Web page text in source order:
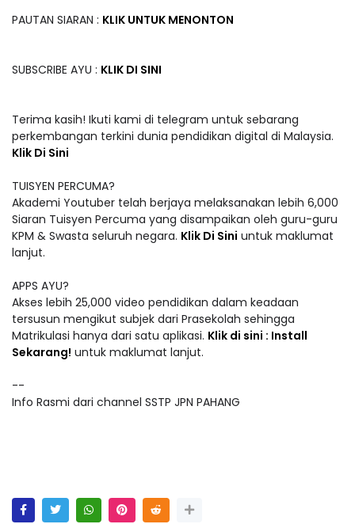
PAUTAN SIARAN : KLIK UNTUK MENONTON
SUBSCRIBE AYU : KLIK DI SINI
Terima kasih! Ikuti kami di telegram untuk sebarang
perkembangan terkini dunia pendidikan digital di Malaysia.
Klik Di Sini
TUISYEN PERCUMA?
Akademi Youtuber telah berjaya melaksanakan lebih 6,000
Siaran Tuisyen Percuma yang disampaikan oleh guru-guru
KPM & Swasta seluruh negara. Klik Di Sini untuk maklumat
lanjut.
APPS AYU?
Akses lebih 25,000 video pendidikan dalam keadaan
tersusun mengikut subjek dari Prasekolah sehingga
Matrikulasi hanya dari satu aplikasi. Klik di sini : Install
Sekarang! untuk maklumat lanjut.
--
Info Rasmi dari channel SSTP JPN PAHANG